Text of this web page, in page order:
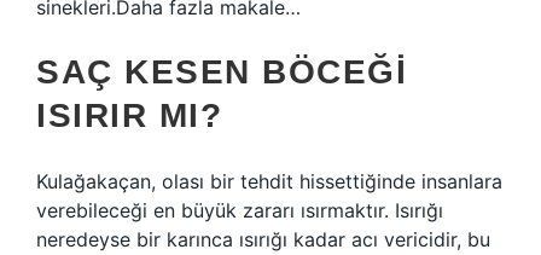
sinekleri.Daha fazla makale…
SAÇ KESEN BÖCEĞI
ISIRIR MI?
Kulağakaçan, olası bir tehdit hissettiğinde insanlara
verebileceği en büyük zararı ısırmaktır. Isırığı
neredeyse bir karınca ısırığı kadar acı vericidir, bu